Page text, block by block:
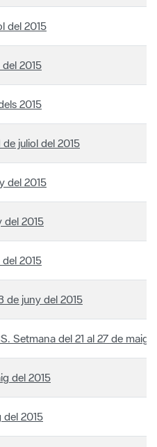
del 2015
2015
2015
juliol del 2015
del 2015
del 2015
2015
de juny del 2015
Setmana del 21 al 27 de maig
del 2015
del 2015